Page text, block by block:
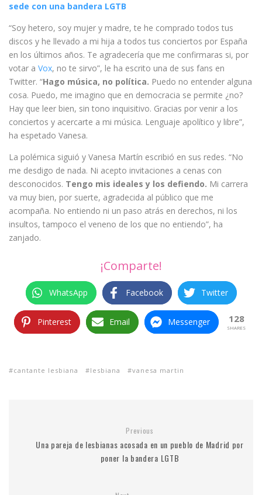
sede con una bandera LGTB
“Soy hetero, soy mujer y madre, te he comprado todos tus
discos y he llevado a mi hija a todos tus conciertos por España
en los últimos años. Te agradecería que me confirmaras si, por
votar a Vox, no te sirvo”, le ha escrito una de sus fans en
Twitter. “Hago música, no política. Puedo no entender alguna
cosa. Puedo, me imagino que en democracia se permite ¿no?
Hay que leer bien, sin tono inquisitivo. Gracias por venir a los
conciertos y acercarte a mi música. Lenguaje apolítico y libre”,
ha espetado Vanesa.
La polémica siguió y Vanesa Martín escribió en sus redes. “No
me desdigo de nada. Ni acepto invitaciones a cenas con
desconocidos. Tengo mis ideales y los defiendo. Mi carrera
va muy bien, por suerte, agradecida al público que me
acompaña. No entiendo ni un paso atrás en derechos, ni los
insultos, tampoco el veneno de los que no entiendo”, ha
zanjado.
¡Comparte!
WhatsApp Facebook Twitter
Pinterest Email Messenger 128
SHARES
cantante lesbiana lesbiana vanesa martin
Previous
Una pareja de lesbianas acosada en un pueblo de Madrid por
poner la bandera LGTB